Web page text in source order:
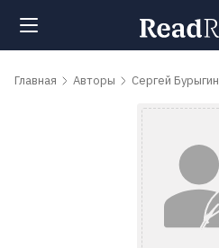
Поиск
Главная Авторы Сергей Бурыгин